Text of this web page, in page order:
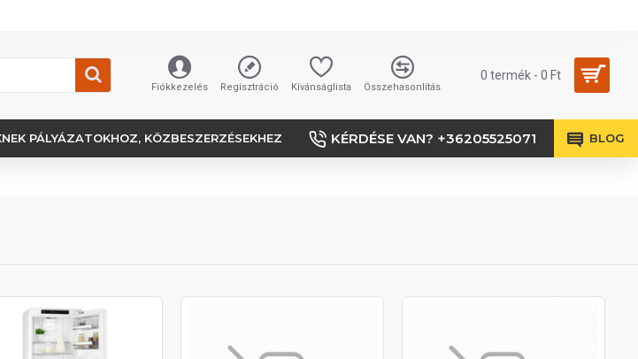
Fiókkezelés Regisztráció Kívánságlista Összehasonlítás
0 termék - 0 Ft
PÁLYÁZATOKHOZ, KÖZBESZERZÉSEKHEZ KÉRDÉSE VAN? +36205525071 BLOG